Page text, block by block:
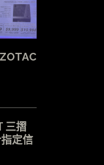
三摺
定信